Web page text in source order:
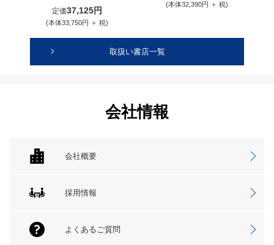
定価37,125円
(本体33,750円 ＋ 税)
(本体32,390円 ＋ 税)
取扱い書店一覧
会社情報
会社概要
採用情報
よくあるご質問